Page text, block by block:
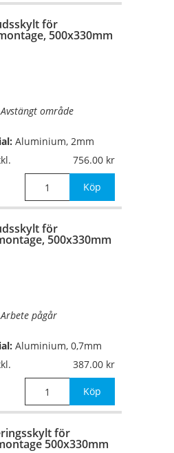
för
500x330mm
område
Aluminium, 2mm
500x330mm
756.00
Köp
för
500x330mm
pågår
Aluminium, 0,7mm
500x330mm
387.00
Köp
för
500x330mm